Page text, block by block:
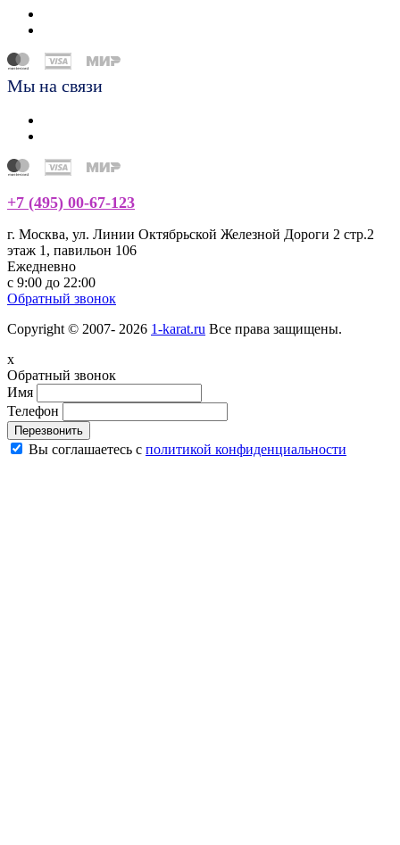
Мы на связи
+7 (495) 00-67-123
г. Москва, ул. Линии Октябрьской Железной Дороги 2 стр.2
этаж 1, павильон 106
Ежедневно
с 9:00 до 22:00
Обратный звонок
Copyright © 2007- 2026 1-karat.ru Все права защищены.
x
Обратный звонок
Имя
Телефон
Перезвонить
Вы соглашаетесь с политикой конфиденциальности